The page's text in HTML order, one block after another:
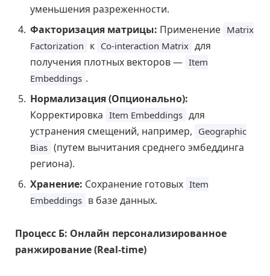
уменьшения разреженности.
Факторизация матрицы: Применение Matrix
Factorization к Co-interaction Matrix для
получения плотных векторов — Item
Embeddings .
Нормализация (Опционально):
Корректировка Item Embeddings для
устранения смещений, например, Geographic
Bias (путем вычитания среднего эмбеддинга
региона).
Хранение: Сохранение готовых Item
Embeddings в базе данных.
Процесс Б: Онлайн персонализированное
ранжирование (Real-time)